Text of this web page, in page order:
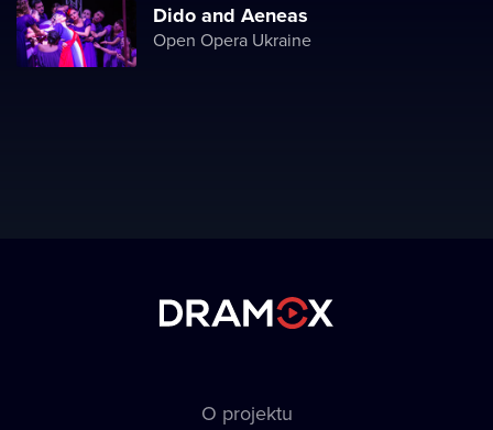
Dido and Aeneas
Open Opera Ukraine
O projektu